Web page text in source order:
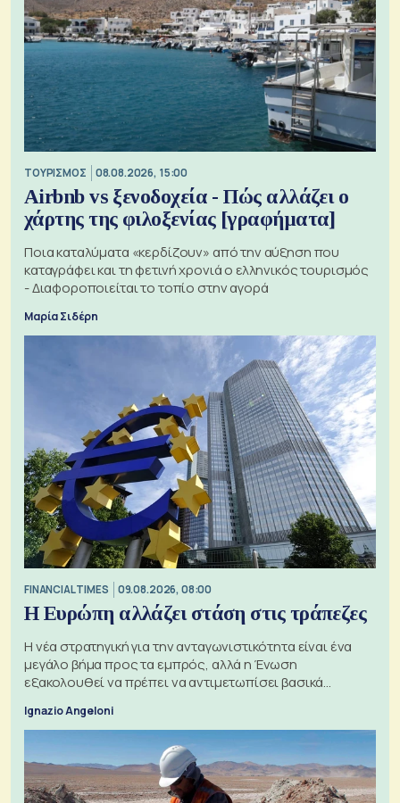
ΤΟΥΡΙΣΜΟΣ 08.08.2026, 15:00
Airbnb vs ξενοδοχεία - Πώς αλλάζει ο
χάρτης της φιλοξενίας [γραφήματα]
Ποια καταλύματα «κερδίζουν» από την αύξηση που
καταγράφει και τη φετινή χρονιά ο ελληνικός τουρισμός
- Διαφοροποιείται το τοπίο στην αγορά
Μαρία Σιδέρη
FINANCIAL TIMES 09.08.2026, 08:00
Η Ευρώπη αλλάζει στάση στις τράπεζες
Η νέα στρατηγική για την ανταγωνιστικότητα είναι ένα
μεγάλο βήμα προς τα εμπρός, αλλά η Ένωση
εξακολουθεί να πρέπει να αντιμετωπίσει βασικά
Ignazio Angeloni